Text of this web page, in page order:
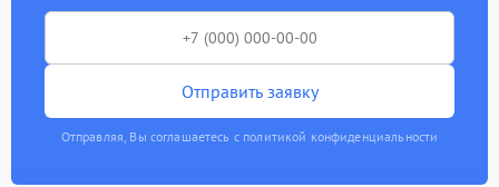
Отправить заявку
Отправляя, Вы соглашаетесь с политикой конфиденциальности